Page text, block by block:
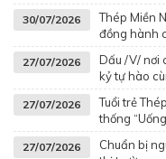
30/07/2026
Thép Miền
đồng hành
27/07/2026
Dấu /V/ nơi
kỷ tự hào
27/07/2026
Tuổi trẻ
thống
27/07/2026
Chuẩn bị